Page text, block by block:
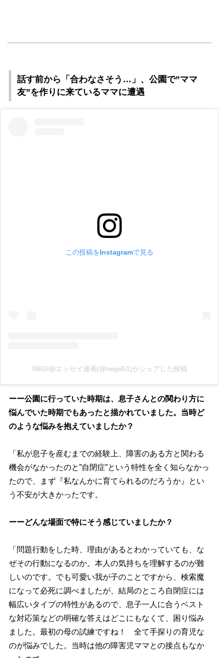
話す前から「合わなさそう…」、公園で”ママ
友”を作りに来ているママに遭遇
この投稿をInstagramで見る
NEGI@エッセイ漫画(@negiii51)がシェアした投稿
ーー公園に行っていた時期は、息子さんとの関わり方に
悩んでいた時期でもあったと描かれていました。当時ど
のような悩みを抱えていましたか？
「私が息子を産むまでの経験上、障害のある方と関わる
機会がなかったのと”自閉症”という特性を全く知らなかっ
たので、まず『私なんかに育てられるのだろうか』とい
う不安が大きかったです。
ーーどんな場面で特にそう感じていましたか？
「問題行動をした時、理由があるとわかっていても、な
ぜその行動になるのか。本人の気持ちを理解するのが難
しいのです。でも可愛い我が子のことですから、検索魔
になって必死に調べましたが、結局のところ自閉症には
幅広いタイプの特性があるので、息子一人に合うベスト
な対応策などの明確な答えはどこにもなくて、困り悩み
ました。最初の母の試練ですね！ 全て手探りの育児な
のが悩みでした。当時は他の障害児ママとの接点もなか